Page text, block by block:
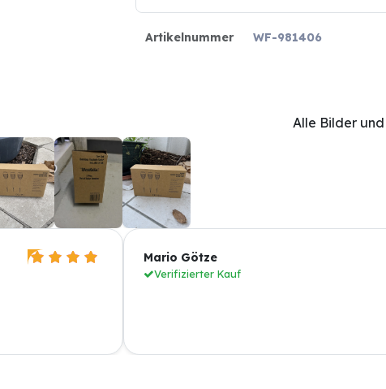
Artikelnummer WF-981406
Alle Bilder
Mario Götze
Verifizierter Kauf